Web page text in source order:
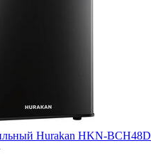
Hurakan HKN-BCH48D